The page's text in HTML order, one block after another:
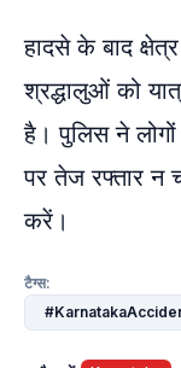
हादसे के बाद
श्रद्धालुओं को
है। पुलिस ने लोगों
पर तेज रफ्तार न
करें।
टैग्स: